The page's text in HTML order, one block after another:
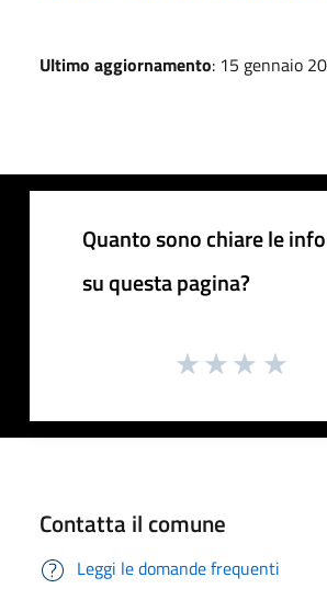
Ultimo aggiornamento: 15 gennaio
Quanto sono chiare le
su questa pagina?
Contatta il comune
Leggi le domande frequenti